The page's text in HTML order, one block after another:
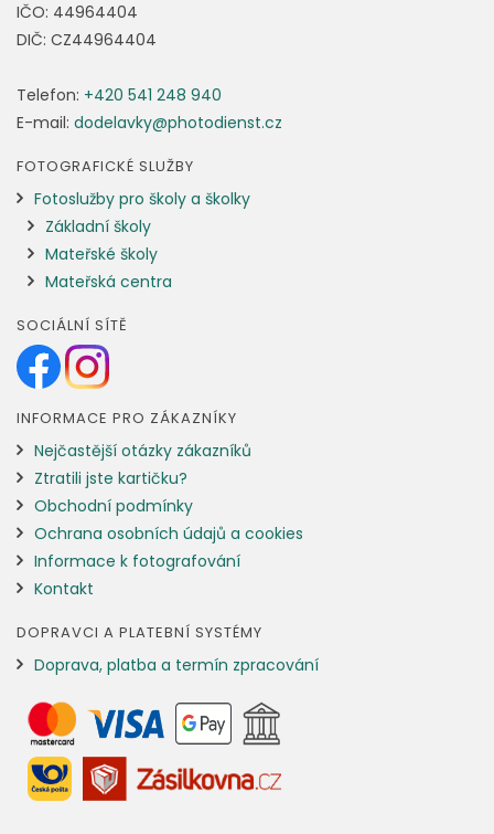
IČO: 44964404
DIČ: CZ44964404
Telefon: +420 541 248 940
E-mail: dodelavky@photodienst.cz
FOTOGRAFICKÉ SLUŽBY
Fotoslužby pro školy a školky
Základní školy
Mateřské školy
Mateřská centra
SOCIÁLNÍ SÍTĚ
INFORMACE PRO ZÁKAZNÍKY
Nejčastější otázky zákazníků
Ztratili jste kartičku?
Obchodní podmínky
Ochrana osobních údajů a cookies
Informace k fotografování
Kontakt
DOPRAVCI A PLATEBNÍ SYSTÉMY
Doprava, platba a termín zpracování